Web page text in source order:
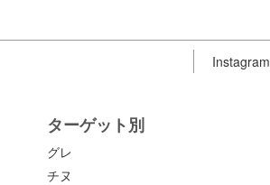
Instagram
ターゲット別
グレ
チヌ